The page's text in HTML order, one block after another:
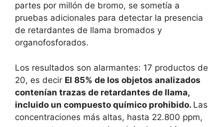
partes por millón de bromo, se sometía a
pruebas adicionales para detectar la presencia
de retardantes de llama bromados y
organofosforados.
Los resultados son alarmantes: 17 productos de
20, es decir El 85% de los objetos analizados
contenían trazas de retardantes de llama,
incluido un compuesto químico prohibido. Las
concentraciones más altas, hasta 22.800 ppm,